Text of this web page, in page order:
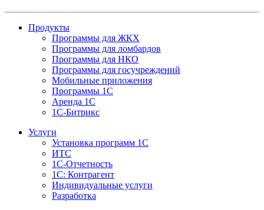
Продукты
Программы для ЖКХ
Программы для ломбардов
Программы для НКО
Программы для госучреждений
Мобильные приложения
Программы 1С
Аренда 1С
1С-Битрикс
Услуги
Установка программ 1С
ИТС
1С-Отчетность
1С: Контрагент
Индивидуальные услуги
Разработка